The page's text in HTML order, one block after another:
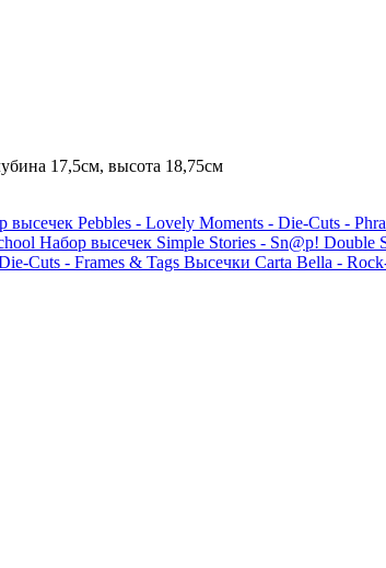
17,5см, высота 18,75см
высечек Pebbles - Lovely Moments - Die-Cuts -
Набор высечек Simple Stories - Sn@p! Double
Высечки Carta Bella -